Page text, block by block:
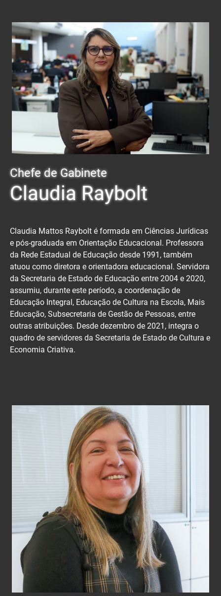
Chefe de Gabinete
Claudia Raybolt
Claudia Mattos Raybolt é formada em Ciências Jurídicas
e pós-graduada em Orientação Educacional. Professora
da Rede Estadual de Educação desde 1991, também
atuou como diretora e orientadora educacional. Servidora
da Secretaria de Estado de Educação entre 2004 e 2020,
assumiu, durante este período, a coordenação de
Educação Integral, Educação de Cultura na Escola, Mais
Educação, Subsecretaria de Gestão de Pessoas, entre
outras atribuições. Desde dezembro de 2021, integra o
quadro de servidores da Secretaria de Estado de Cultura e
Economia Criativa.